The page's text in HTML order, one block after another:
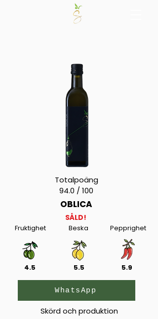
Totalpoäng
94.0 / 100
OBLICA
SÅLD!
Fruktighet Beska Pepprighet
4.5 5.5 5.9
WhatsApp
Skörd och produktion